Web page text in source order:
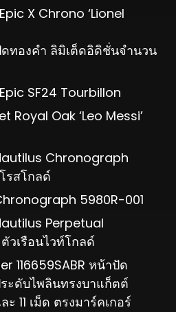
X Chrono ‘Lionel
ทองคำ ลิมิเต็ดอิดิชั่นจำนวน
SF24 Tourbillon
Royal Oak ‘Leo Messi’
Chronograph
รสโกลด์
5980R-001
Perpetual
วเรือนไวท์โกลด์
116659SABR หน้าปัด
ะดับไพลินทรงบาแก็ตต์
ะ 11 เม็ด ตรงมาร์คเกอร์